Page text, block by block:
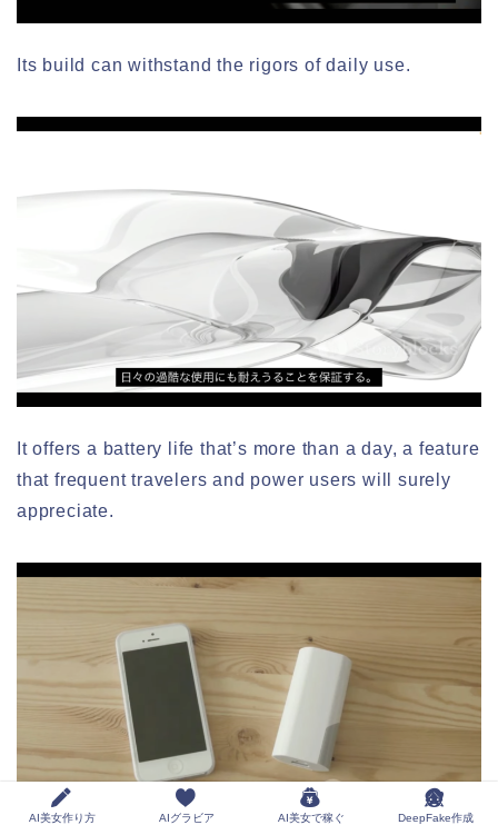
Its build can withstand the rigors of daily use.
It offers a battery life that’s more than a day, a feature
that frequent travelers and power users will surely
appreciate.
AI美女作り方 AIグラビア AI美女で稼ぐ DeepFake作成